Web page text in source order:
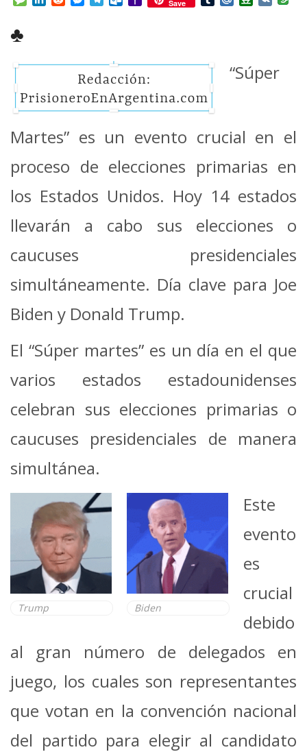
Mail
Save
♣
“Súper
Martes” es un evento crucial en el
proceso de elecciones primarias en
los Estados Unidos. Hoy 14 estados
llevarán a cabo sus elecciones o
caucuses presidenciales
simultáneamente. Día clave para Joe
Biden y Donald Trump.
El “Súper martes” es un día en el que
varios estados estadounidenses
celebran sus elecciones primarias o
caucuses presidenciales de manera
simultánea.
Trump Biden
Este
evento
es
crucial
debido
al gran número de delegados en
juego, los cuales son representantes
que votan en la convención nacional
del partido para elegir al candidato